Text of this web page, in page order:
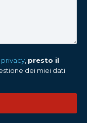
privacy presto il
dei miei dati